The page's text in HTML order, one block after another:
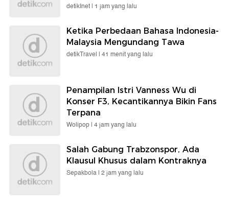
detikInet | 1 jam yang lalu
Ketika Perbedaan Bahasa Indonesia-
Malaysia Mengundang Tawa
detikTravel | 41 menit yang lalu
Penampilan Istri Vanness Wu di
Konser F3, Kecantikannya Bikin Fans
Terpana
Wolipop | 4 jam yang lalu
Salah Gabung Trabzonspor, Ada
Klausul Khusus dalam Kontraknya
Sepakbola | 2 jam yang lalu